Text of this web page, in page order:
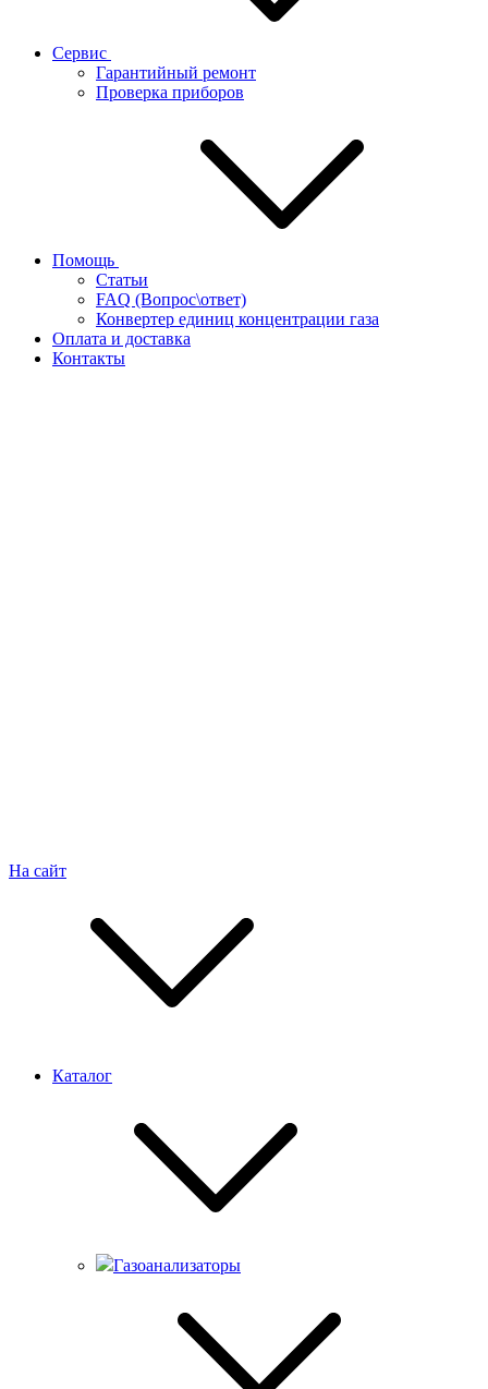
Сервис
Гарантийный ремонт
Проверка приборов
Помощь
Статьи
FAQ (Вопрос\ответ)
Конвертер единиц концентрации газа
Оплата и доставка
Контакты
На сайт
Каталог
Газоанализаторы